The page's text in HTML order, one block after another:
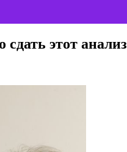
этот анализ